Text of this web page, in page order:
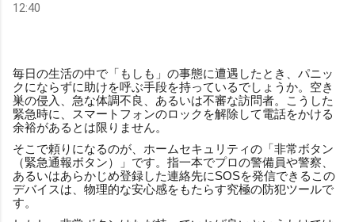
12:40
毎日の生活の中で「もしも」の事態に遭遇したとき、パニッ
クにならずに助けを呼ぶ手段を持っているでしょうか。空き
巣の侵入、急な体調不良、あるいは不審な訪問者。こうした
緊急時に、スマートフォンのロックを解除して電話をかける
余裕があるとは限りません。
そこで頼りになるのが、ホームセキュリティの「非常ボタン
（緊急通報ボタン）」です。指一本でプロの警備員や警察、
あるいはあらかじめ登録した連絡先にSOSを発信できるこの
デバイスは、物理的な安心感をもたらす究極の防犯ツールで
す。